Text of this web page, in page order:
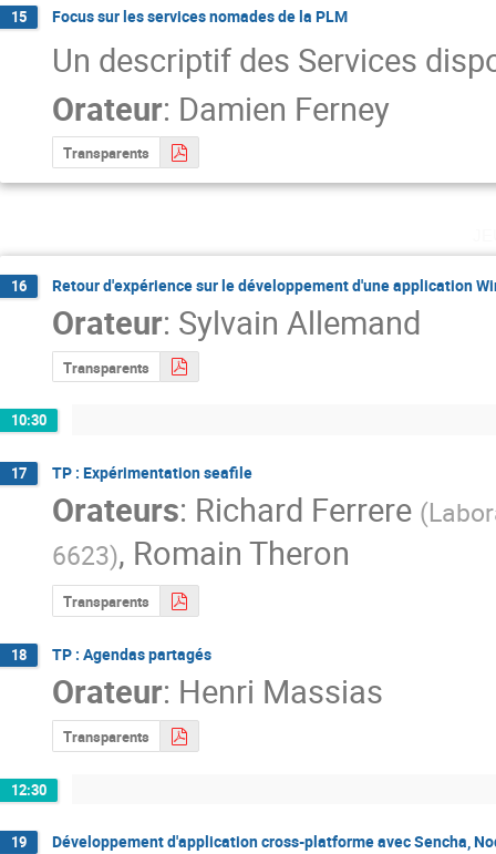
15 Focus sur les services nomades de la PLM
Un descriptif des Services
Orateur: Damien Ferney
Transparents
16 Retour d'expérience sur le développement d'une application
Orateur: Sylvain Allemand
Transparents
10:30
17 TP : Expérimentation seafile
Orateurs: Richard Ferrere (
6623), Romain Theron
Transparents
18 TP : Agendas partagés
Orateur: Henri Massias
Transparents
12:30
19 Développement d'application cross-platforme avec Sencha,